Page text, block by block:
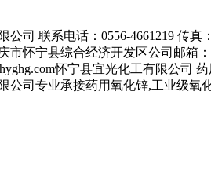
公司 联系电话：0556-4661219 传真
市怀宁县综合经济开发区公司邮箱：
怀宁县宜光化工有限公司 药
公司专业承接药用氧化锌,工业级氧